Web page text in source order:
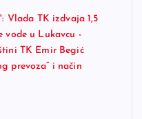
Vlada TK izdvaja 1,5
vode u Lukavcu -
TK Emir Begić
prevoza“ i način